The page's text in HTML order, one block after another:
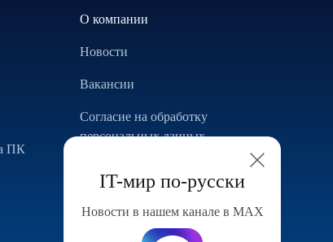
IT-мир по-русски
Новости в нашем канале в МАХ
ПК
О компании
Новости
Вакансии
Согласие на обработку
персональных данных
Конфигуратор компьютера